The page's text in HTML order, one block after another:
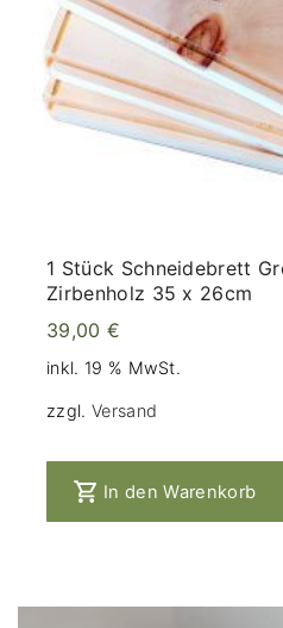
1 Stück Schneidebrett
Zirbenholz 35 x 26cm
39,00 €
inkl. 19 % MwSt.
zzgl. Versand
In den Warenkorb